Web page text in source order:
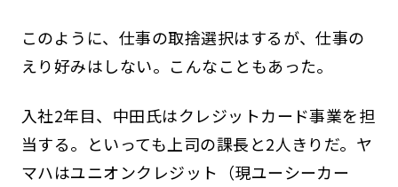
このように、仕事の取捨選択はするが、仕事の
えり好みはしない。こんなこともあった。
入社2年目、中田氏はクレジットカード事業を担
当する。といっても上司の課長と2人きりだ。ヤ
マハはユニオンクレジット（現ユーシーカー